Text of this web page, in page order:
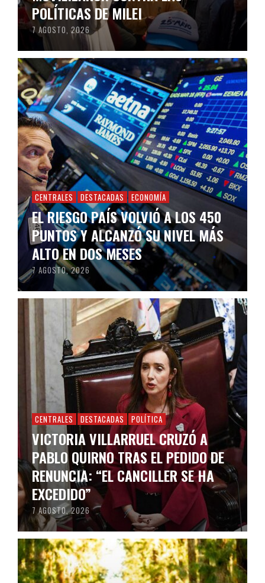
POLÍTICAS DE MILEI
7 AGOSTO, 2026
CENTRALES DESTACADAS ECONOMÍA
EL RIESGO PAÍS VOLVIÓ A LOS 450
PUNTOS Y ALCANZÓ SU NIVEL MÁS
ALTO EN DOS MESES
7 AGOSTO, 2026
CENTRALES DESTACADAS POLÍTICA
VICTORIA VILLARRUEL CRUZÓ A
PABLO QUIRNO TRAS EL PEDIDO DE
RENUNCIA: “EL CANCILLER SE HA
EXCEDIDO”
7 AGOSTO, 2026